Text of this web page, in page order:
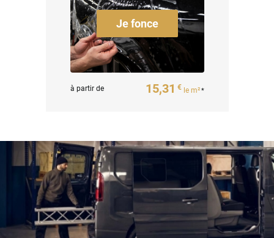
Je fonce
à partir de 15,31 € le m²*